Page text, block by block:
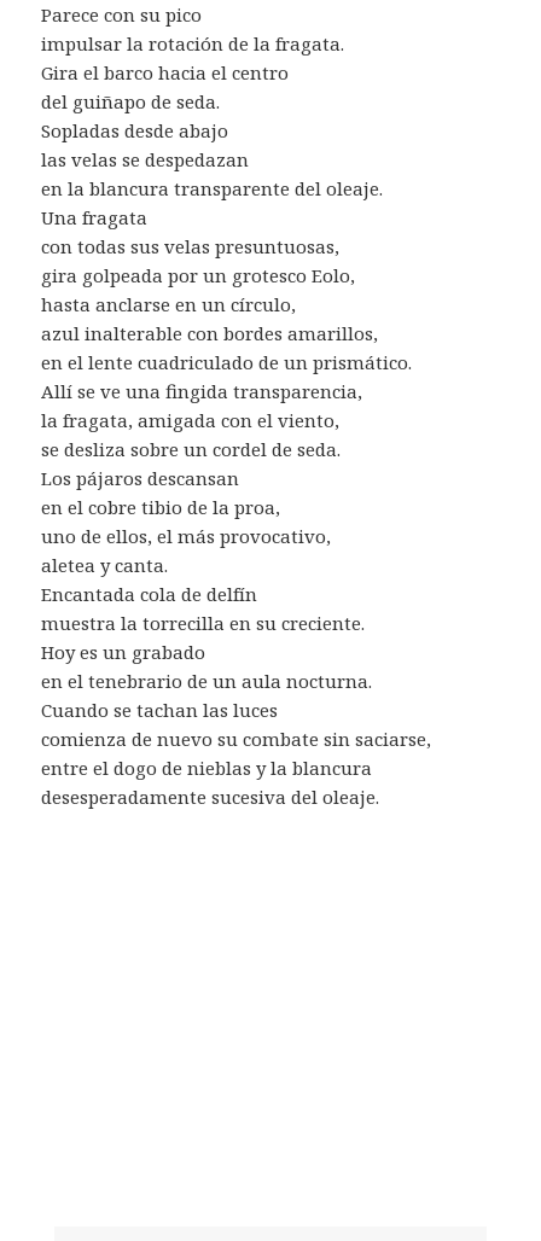
Parece con su pico
impulsar la rotación de la fragata.
Gira el barco hacia el centro
del guiñapo de seda.
Sopladas desde abajo
las velas se despedazan
en la blancura transparente del oleaje.
Una fragata
con todas sus velas presuntuosas,
gira golpeada por un grotesco Eolo,
hasta anclarse en un círculo,
azul inalterable con bordes amarillos,
en el lente cuadriculado de un prismático.
Allí se ve una fingida transparencia,
la fragata, amigada con el viento,
se desliza sobre un cordel de seda.
Los pájaros descansan
en el cobre tibio de la proa,
uno de ellos, el más provocativo,
aletea y canta.
Encantada cola de delfín
muestra la torrecilla en su creciente.
Hoy es un grabado
en el tenebrario de un aula nocturna.
Cuando se tachan las luces
comienza de nuevo su combate sin saciarse,
entre el dogo de nieblas y la blancura
desesperadamente sucesiva del oleaje.